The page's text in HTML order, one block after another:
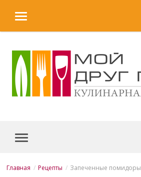
MENU
MENU
Главная Рецепты Запеченные